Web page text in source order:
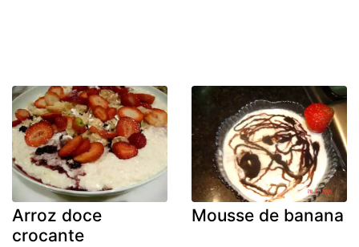
Arroz doce
crocante
Mousse de banana